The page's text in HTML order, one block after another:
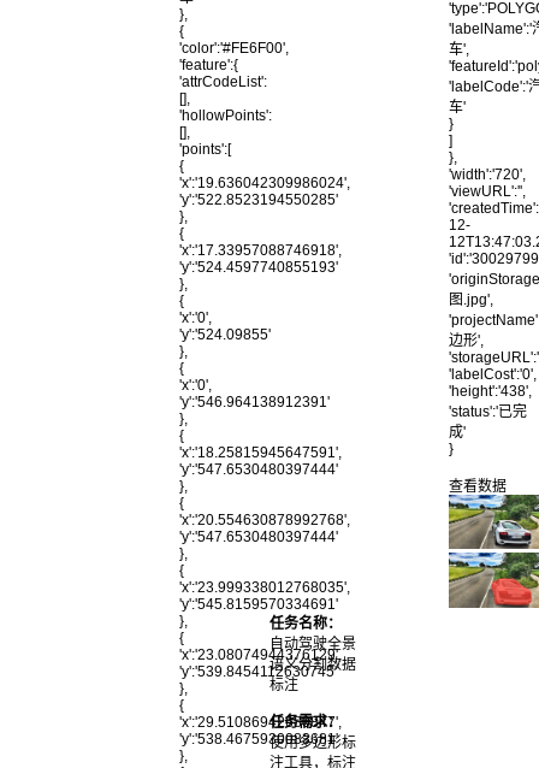
},
{
'color':'#FE6F00',
'feature':{
'attrCodeList':
[],
'hollowPoints':
[],
'points':[
{
'x':'19.636042309986024',
'y':'522.8523194550285'
},
{
'x':'17.33957088746918',
'y':'524.4597740855193'
},
{
'x':'0',
'y':'524.09855'
},
{
'x':'0',
'y':'546.964138912391'
},
{
'x':'18.25815945647591',
'y':'547.6530480397444'
},
{
'x':'20.554630878992768',
'y':'547.6530480397444'
},
{
'x':'23.999338012768035',
'y':'545.8159570334691'
},
{
'x':'23.08074944376129',
'y':'539.8454112630745'
},
{
'x':'29.51086942680847',
'y':'538.4675930083681'
},
'labelName':'
车',
'labelCode':'
车'
}
]
},
'width':'720',
'viewURL':'',
12-
图.jpg',
边形',
'labelCost':'0',
'height':'438',
'status':'已完
成'
}
查看数据
任务名称：
自动驾驶全景
语义分割数据
标注
任务需求：
使用多边形标
注工具，标注